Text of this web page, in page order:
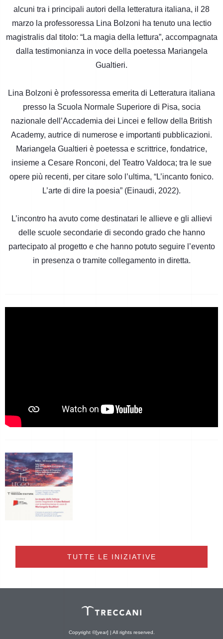
alcuni tra i principali autori della letteratura italiana, il 28
marzo la professoressa Lina Bolzoni ha tenuto una lectio
magistralis dal titolo: “La magia della lettura”, accompagnata
dalla testimonianza in voce della poetessa Mariangela
Gualtieri.
Lina Bolzoni è professoressa emerita di Letteratura italiana
presso la Scuola Normale Superiore di Pisa, socia
nazionale dell’Accademia dei Lincei e fellow della British
Academy, autrice di numerose e importanti pubblicazioni.
Mariangela Gualtieri è poetessa e scrittrice, fondatrice,
insieme a Cesare Ronconi, del Teatro Valdoca; tra le sue
opere più recenti, per citare solo l’ultima, “L’incanto fonico.
L’arte di dire la poesia” (Einaudi, 2022).
L’incontro ha avuto come destinatari le allieve e gli allievi
delle scuole secondarie di secondo grado che hanno
partecipato al progetto e che hanno potuto seguire l’evento
in presenza o tramite collegamento in diretta.
TUTTE LE INIZIATIVE
Copyright ©[year] | All rights reserved.